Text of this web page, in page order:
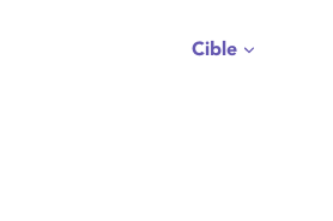
Cible